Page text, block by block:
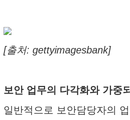
[출처: gettyimagesbank]
보안 업무의 다각화와 가중
일반적으로 보안담당자의